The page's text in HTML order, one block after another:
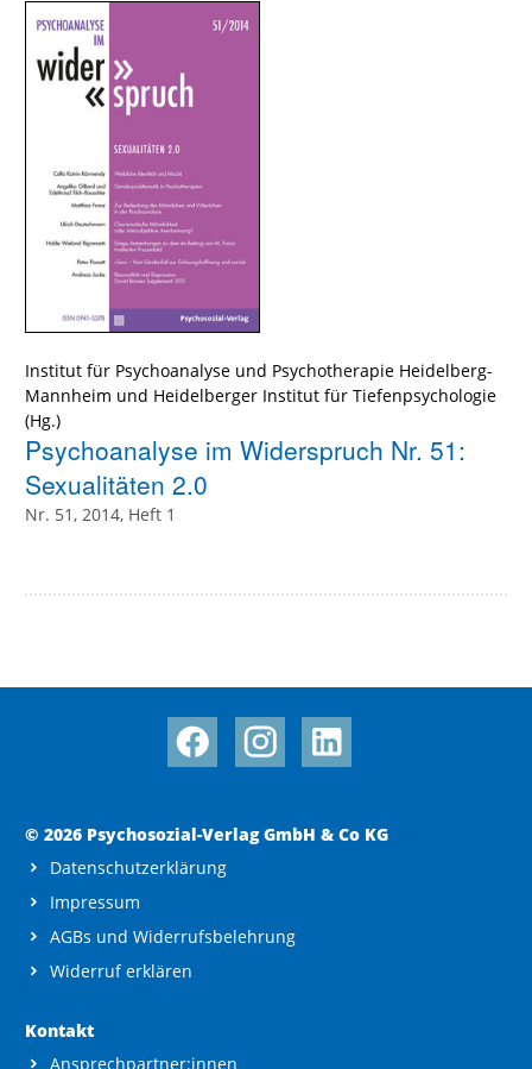
Institut für Psychoanalyse und Psychotherapie Heidelberg-
Mannheim und Heidelberger Institut für Tiefenpsychologie
(Hg.)
Psychoanalyse im Widerspruch Nr. 51:
Sexualitäten 2.0
Nr. 51, 2014, Heft 1
© 2026 Psychosozial-Verlag GmbH & Co KG
Datenschutzerklärung
Impressum
AGBs und Widerrufsbelehrung
Widerruf erklären
Kontakt
Ansprechpartner:innen